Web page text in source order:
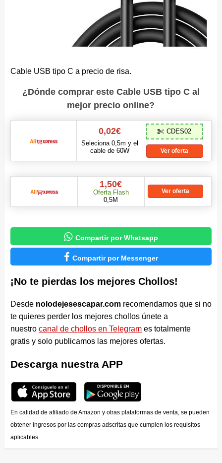
Cable USB tipo C a precio de risa.
¿Dónde comprar este Cable USB tipo C al
mejor precio online?
0,02€
Seleciona 0,5m y el
cable de 60W
CDES02
Ver oferta
1,50€
Oferta Flash
0,5M
Ver oferta
 Compartir por Whatsapp
 Compartir por Messenger
¡No te pierdas los mejores Chollos!
Desde nolodejesescapar.comrecomendamos que si no
te quieres perder los mejores chollos únete a
nuestro canal de chollos en Telegrames totalmente
gratis y solo publicamos las mejores ofertas.
Descarga nuestra APP
En calidad de afiliado de Amazon y otras plataformas de venta, se pueden
obtener ingresos por las compras adscritas que cumplen los requisitos
aplicables.